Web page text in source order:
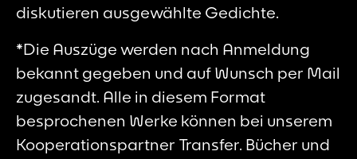
diskutieren ausgewählte Gedichte.
*Die Auszüge werden nach Anmeldung
bekannt gegeben und auf Wunsch per Mail
zugesandt. Alle in diesem Format
besprochenen Werke können bei unserem
Kooperationspartner Transfer. Bücher und